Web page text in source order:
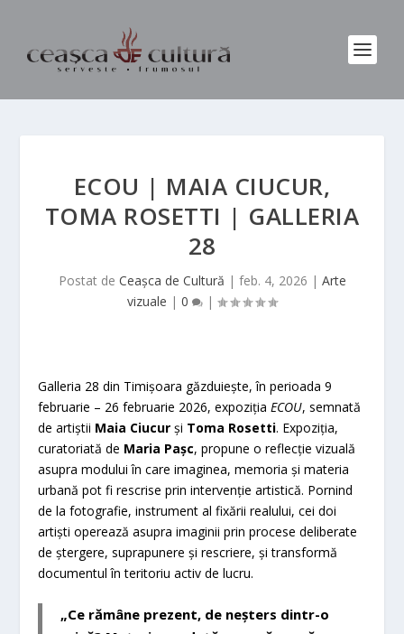
ECOU | MAIA CIUCUR,
TOMA ROSETTI | GALLERIA
28
Postat de Ceașca de Cultură | feb. 4, 2026 | Arte
vizuale | 0 |
Galleria 28 din Timișoara găzduiește, în perioada 9
februarie – 26 februarie 2026, expozițiaECOU, semnată
de artiștii Maia Ciucur și Toma Rosetti. Expoziția,
curatoriată de Maria Pașc, propune o reflecție vizuală
asupra modului în care imaginea, memoria și materia
urbană pot fi rescrise prin intervenție artistică. Pornind
de la fotografie, instrument al fixării realului, cei doi
artiști operează asupra imaginii prin procese deliberate
de ștergere, suprapunere și rescriere, și transformă
documentul în teritoriu activ de lucru.
„Ce rămâne prezent, de neșters dintr-o